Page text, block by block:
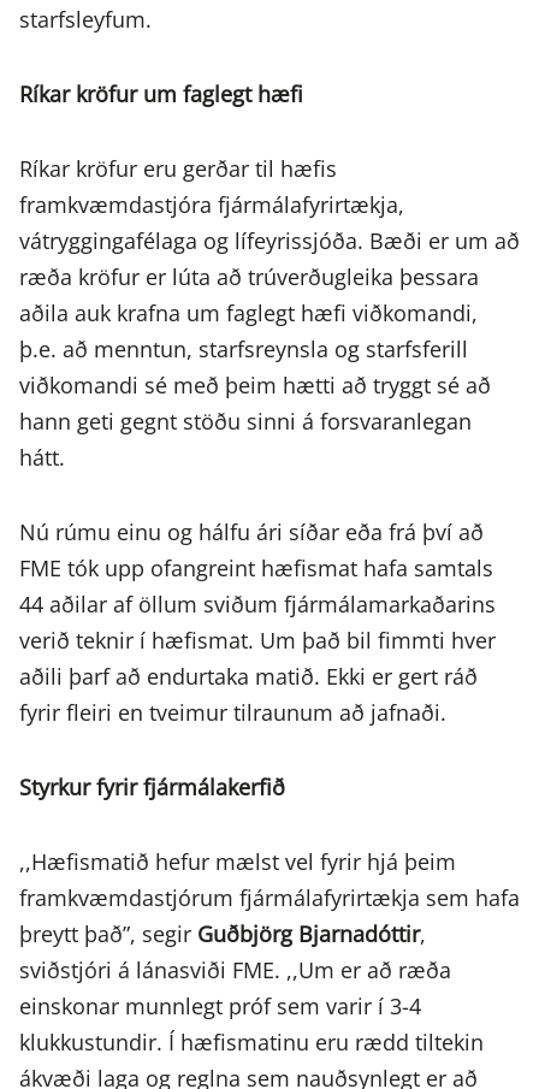
starfsleyfum.
Ríkar kröfur um faglegt hæfi
Ríkar kröfur eru gerðar til hæfis
framkvæmdastjóra fjármálafyrirtækja,
vátryggingafélaga og lífeyrissjóða. Bæði er um að
ræða kröfur er lúta að trúverðugleika þessara
aðila auk krafna um faglegt hæfi viðkomandi,
þ.e. að menntun, starfsreynsla og starfsferill
viðkomandi sé með þeim hætti að tryggt sé að
hann geti gegnt stöðu sinni á forsvaranlegan
hátt.
Nú rúmu einu og hálfu ári síðar eða frá því að
FME tók upp ofangreint hæfismat hafa samtals
44 aðilar af öllum sviðum fjármálamarkaðarins
verið teknir í hæfismat. Um það bil fimmti hver
aðili þarf að endurtaka matið. Ekki er gert ráð
fyrir fleiri en tveimur tilraunum að jafnaði.
Styrkur fyrir fjármálakerfið
,,Hæfismatið hefur mælst vel fyrir hjá þeim
framkvæmdastjórum fjármálafyrirtækja sem hafa
þreytt það”, segir Guðbjörg Bjarnadóttir,
sviðstjóri á lánasviði FME. ,,Um er að ræða
einskonar munnlegt próf sem varir í 3-4
klukkustundir. Í hæfismatinu eru rædd tiltekin
ákvæði laga og reglna sem nauðsynlegt er að